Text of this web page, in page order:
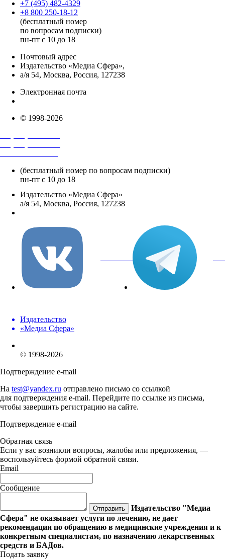
+7 (495) 482-4329
+8 800 250-18-12
(бесплатный номер
по вопросам подписки)
пн-пт с 10 до 18
Почтовый адрес
Издательство «Медиа Сфера»,
а/я 54, Москва, Россия, 127238
Электронная почта
© 1998-2026
(бесплатный номер по вопросам подписки)
пн-пт с 10 до 18
Издательство «Медиа Сфера»
а/я 54, Москва, Россия, 127238
вКонтакте
Издательство
«Медиа Сфера»
© 1998-2026
Подтверждение e-mail
На test@yandex.ru отправлено письмо со ссылкой
для подтверждения e-mail. Перейдите по ссылке из письма,
чтобы завершить регистрацию на сайте.
Подтверждение e-mail
Обратная связь
Если у вас возникли вопросы, жалобы или предложения, —
воспользуйтесь формой обратной связи.
Email
Сообщение
Отправить
Издательство "Медиа
Сфера" не оказывает услуги по лечению, не дает
рекомендации по обращению в медицинские учреждения и к
конкретным специалистам, по назначению лекарственных
средств и БАДов.
Подать заявку